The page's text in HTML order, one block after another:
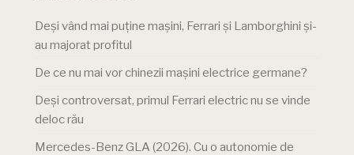
Deși vând mai puține mașini, Ferrari și Lamborghini și-
au majorat profitul
De ce nu mai vor chinezii mașini electrice germane?
Deși controversat, primul Ferrari electric nu se vinde
deloc rău
Mercedes-Benz GLA (2026). Cu o autonomie de